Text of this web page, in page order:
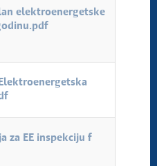
elektroenergetske
za EE inspekciju f